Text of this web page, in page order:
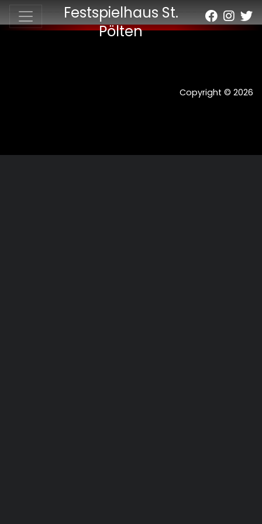
Festspielhaus St.
Pölten
Copyright © 2026